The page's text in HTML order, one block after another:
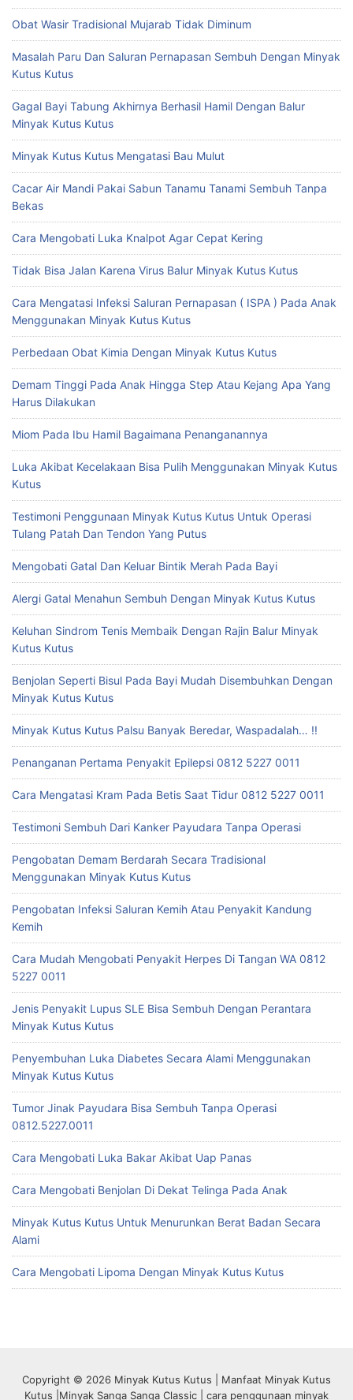
Obat Wasir Tradisional Mujarab Tidak Diminum
Masalah Paru Dan Saluran Pernapasan Sembuh Dengan Minyak
Kutus Kutus
Gagal Bayi Tabung Akhirnya Berhasil Hamil Dengan Balur
Minyak Kutus Kutus
Minyak Kutus Kutus Mengatasi Bau Mulut
Cacar Air Mandi Pakai Sabun Tanamu Tanami Sembuh Tanpa
Bekas
Cara Mengobati Luka Knalpot Agar Cepat Kering
Tidak Bisa Jalan Karena Virus Balur Minyak Kutus Kutus
Cara Mengatasi Infeksi Saluran Pernapasan ( ISPA ) Pada Anak
Menggunakan Minyak Kutus Kutus
Perbedaan Obat Kimia Dengan Minyak Kutus Kutus
Demam Tinggi Pada Anak Hingga Step Atau Kejang Apa Yang
Harus Dilakukan
Miom Pada Ibu Hamil Bagaimana Penanganannya
Luka Akibat Kecelakaan Bisa Pulih Menggunakan Minyak Kutus
Kutus
Testimoni Penggunaan Minyak Kutus Kutus Untuk Operasi
Tulang Patah Dan Tendon Yang Putus
Mengobati Gatal Dan Keluar Bintik Merah Pada Bayi
Alergi Gatal Menahun Sembuh Dengan Minyak Kutus Kutus
Keluhan Sindrom Tenis Membaik Dengan Rajin Balur Minyak
Kutus Kutus
Benjolan Seperti Bisul Pada Bayi Mudah Disembuhkan Dengan
Minyak Kutus Kutus
Minyak Kutus Kutus Palsu Banyak Beredar, Waspadalah… !!
Penanganan Pertama Penyakit Epilepsi 0812 5227 0011
Cara Mengatasi Kram Pada Betis Saat Tidur 0812 5227 0011
Testimoni Sembuh Dari Kanker Payudara Tanpa Operasi
Pengobatan Demam Berdarah Secara Tradisional
Menggunakan Minyak Kutus Kutus
Pengobatan Infeksi Saluran Kemih Atau Penyakit Kandung
Kemih
Cara Mudah Mengobati Penyakit Herpes Di Tangan WA 0812
5227 0011
Jenis Penyakit Lupus SLE Bisa Sembuh Dengan Perantara
Minyak Kutus Kutus
Penyembuhan Luka Diabetes Secara Alami Menggunakan
Minyak Kutus Kutus
Tumor Jinak Payudara Bisa Sembuh Tanpa Operasi
0812.5227.0011
Cara Mengobati Luka Bakar Akibat Uap Panas
Cara Mengobati Benjolan Di Dekat Telinga Pada Anak
Minyak Kutus Kutus Untuk Menurunkan Berat Badan Secara
Alami
Cara Mengobati Lipoma Dengan Minyak Kutus Kutus
Copyright © 2026 Minyak Kutus Kutus | Manfaat Minyak Kutus
Kutus |Minyak Sanga Sanga Classic | cara penggunaan minyak